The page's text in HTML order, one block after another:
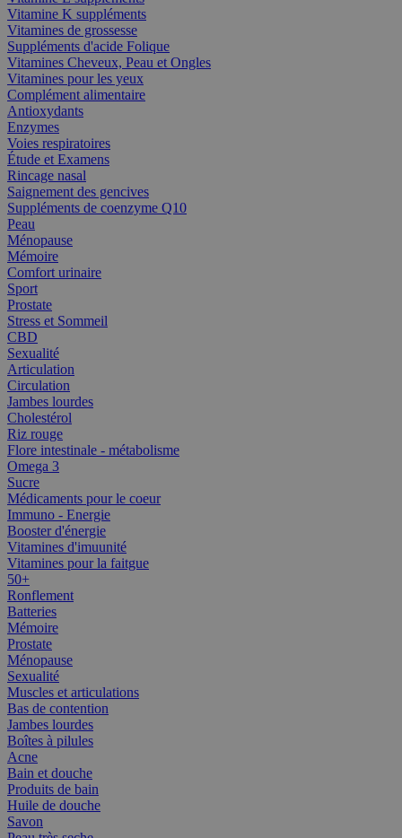
Vitamine K suppléments
Vitamines de grossesse
Suppléments d'acide Folique
Vitamines Cheveux, Peau et Ongles
Vitamines pour les yeux
Complément alimentaire
Antioxydants
Enzymes
Voies respiratoires
Étude et Examens
Rincage nasal
Saignement des gencives
Suppléments de coenzyme Q10
Peau
Ménopause
Mémoire
Comfort urinaire
Sport
Prostate
Stress et Sommeil
CBD
Sexualité
Articulation
Circulation
Jambes lourdes
Cholestérol
Riz rouge
Flore intestinale - métabolisme
Omega 3
Sucre
Médicaments pour le coeur
Immuno - Energie
Booster d'énergie
Vitamines d'imuunité
Vitamines pour la faitgue
50+
Ronflement
Batteries
Mémoire
Prostate
Ménopause
Sexualité
Muscles et articulations
Bas de contention
Jambes lourdes
Boîtes à pilules
Acne
Bain et douche
Produits de bain
Huile de douche
Savon